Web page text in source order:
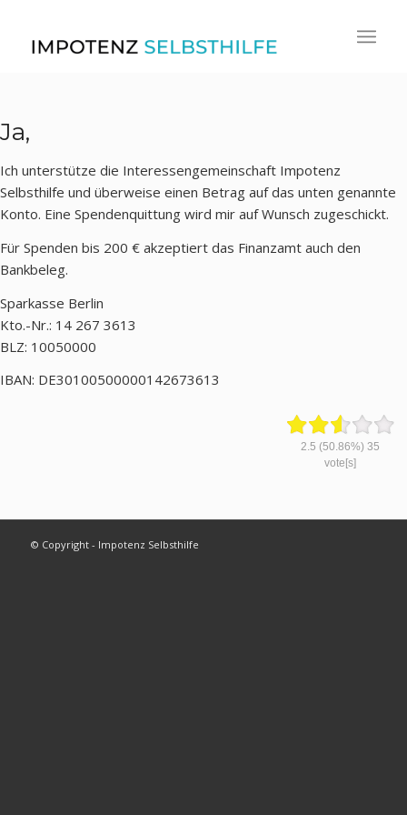
Ja,
Ich unterstütze die Interessengemeinschaft Impotenz
Selbsthilfe und überweise einen Betrag auf das unten genannte
Konto. Eine Spendenquittung wird mir auf Wunsch zugeschickt.
Für Spenden bis 200 € akzeptiert das Finanzamt auch den
Bankbeleg.
Sparkasse Berlin
Kto.-Nr.: 14 267 3613
BLZ: 10050000
IBAN: DE30100500000142673613
2.5 (50.86%)35
vote[s]
© Copyright - Impotenz Selbsthilfe